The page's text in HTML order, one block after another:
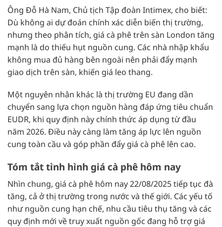
Ông Đỗ Hà Nam, Chủ tịch Tập đoàn Intimex, cho biết:
Dù không ai dự đoán chính xác diễn biến thị trường,
nhưng theo phân tích, giá cà phê trên sàn London tăng
mạnh là do thiếu hụt nguồn cung. Các nhà nhập khẩu
không mua đủ hàng bên ngoài nên phải đẩy mạnh
giao dịch trên sàn, khiến giá leo thang.
Một nguyên nhân khác là thị trường EU đang dần
chuyển sang lựa chọn nguồn hàng đáp ứng tiêu chuẩn
EUDR, khi quy định này chính thức áp dụng từ đầu
năm 2026. Điều này càng làm tăng áp lực lên nguồn
cung toàn cầu và góp phần đẩy giá cà phê lên cao.
Tóm tắt tình hình giá cà phê hôm nay
Nhìn chung, giá cà phê hôm nay 22/08/2025 tiếp tục đà
tăng, cả ở thị trường trong nước và thế giới. Các yếu tố
như nguồn cung hạn chế, nhu cầu tiêu thụ tăng và các
quy định mới về truy xuất nguồn gốc đang hỗ trợ giá